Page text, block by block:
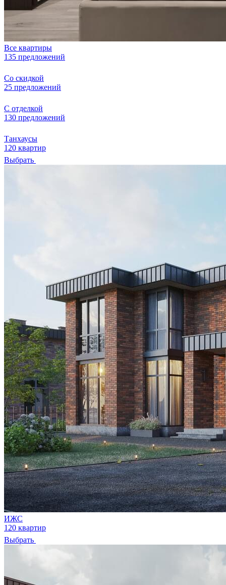
Все квартиры
135 предложений
Со скидкой
25 предложений
С отделкой
130 предложений
Танхаусы
120 квартир
Выбрать
ИЖС
120 квартир
Выбрать